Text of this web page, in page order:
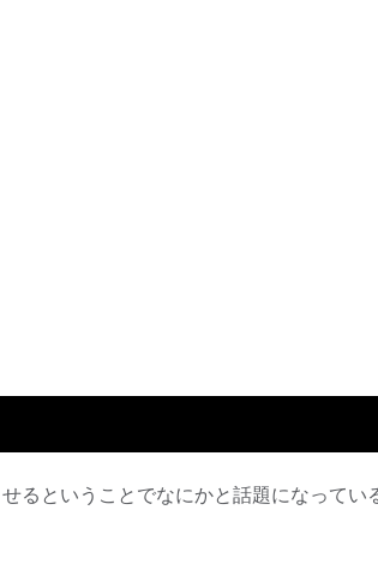
るということでなにかと話題になってい